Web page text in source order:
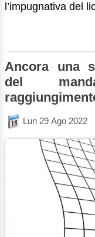
l’impugnativa del
Ancora una
del
Lun 29 Ago 2022